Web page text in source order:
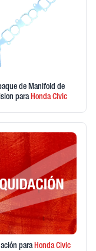
de Manifold de
paraHondaCivic
para HondaCivic